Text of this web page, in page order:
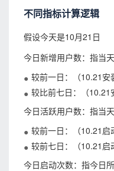
不同指标计算逻辑
假设今天是10月21日
今日新增用户数：指当
较前一日：（10.21安
较比前七日：（10.21
今日活跃用户数：指当
较前一日：（10.21启
较前七日：（10.21启
今日启动次数：指今日